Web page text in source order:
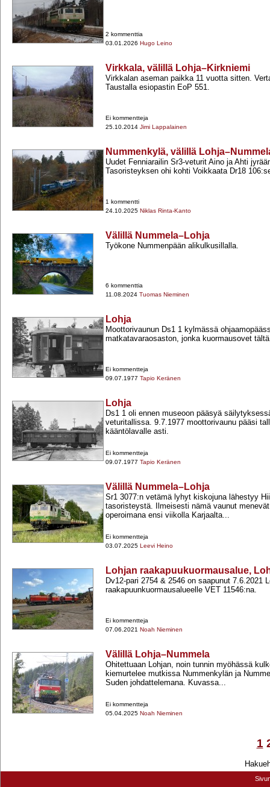
2 kommenttia
03.01.2026 Hugo Leino
Virkkala, välillä Lohja–Kirkniemi
Virkkalan aseman paikka 11 vuotta sitten.
Taustalla esiopastin EoP 551.
Ei kommentteja
25.10.2014 Jimi Lappalainen
Nummenkylä, välillä
Uudet Fenniarailin Sr3-​veturit Aino ja Ahti
Tasoristeyksen ohi kohti Voikkaata Dr18
1 kommentti
24.10.2025 Niklas Rinta-Kanto
Välillä Nummela–Lohja
Työkone Nummenpään alikulkusillalla.
6 kommenttia
11.08.2024 Tuomas Nieminen
Lohja
Moottorivaunun Ds1 1 kylmässä
matkatavaraosaston, jonka kuormausovet
Ei kommentteja
09.07.1977 Tapio Keränen
Lohja
Ds1 1 oli ennen museoon pääsyä
veturitallissa. 9.7.1977 moottorivaunu pääsi
kääntölavalle asti.
Ei kommentteja
09.07.1977 Tapio Keränen
Välillä Nummela–Lohja
Sr1 3077:n vetämä lyhyt kiskojuna lähestyy
tasoristeystä. Ilmeisesti nämä vaunut
operoimana ensi viikolla Karjaalta...
Ei kommentteja
03.07.2025 Leevi Heino
Lohjan raakapuukuormausalue,
Dv12-​pari 2754 & 2546 on saapunut 7.6.2021
raakapuunkuormausalueelle VET 11546:na.
Ei kommentteja
07.06.2021 Noah Nieminen
Välillä Lohja–Nummela
Ohitettuaan Lohjan, noin tunnin myöhässä
kiemurtelee mutkissa Nummenkylän ja
Suden johdattelemana. Kuvassa...
Ei kommentteja
05.04.2025 Noah Nieminen
1